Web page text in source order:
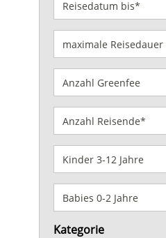
Kategorie